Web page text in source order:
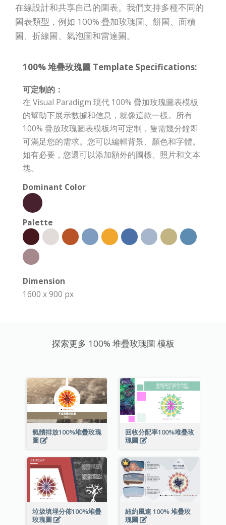
在線設計和共享自己的圖表。我們支持多種不同的
圖表類型，例如 100% 疊加玫瑰圖、餅圖、面積
圖、折線圖、氣泡圖和雷達圖。
100% 堆疊玫瑰圖 Template Specifications:
可定制的：
在 Visual Paradigm 現代 100% 疊加玫瑰圖表模板
的幫助下展示數據和信息，就像這款一樣。所有
100% 疊放玫瑰圖表模板均可定制，隻需幾分鐘即
可滿足您的需求。您可以編輯背景、顏色和字體。
如有必要，您還可以添加額外的圖標、照片和文本
塊。
Dominant Color
Palette
Dimension
1600 x 900 px
探索更多 100% 堆疊玫瑰圖 模板
氣體排放100%堆疊玫瑰
圖
回收分配率100%堆疊玫
瑰圖
垃圾填埋分佈100%堆疊
玫瑰圖
紐約風速 100% 堆疊玫
瑰圖